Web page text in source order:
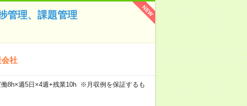
NEW
管理、課題管理
社
8h×週5日×4週+残業10h ※月収例を保証するも